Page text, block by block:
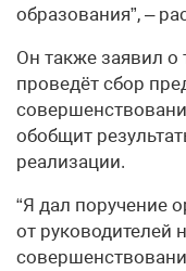
образования”, –
Он также заявил
проведёт сбор
обобщит
реализации.
“Я дал поручение
от руководителей